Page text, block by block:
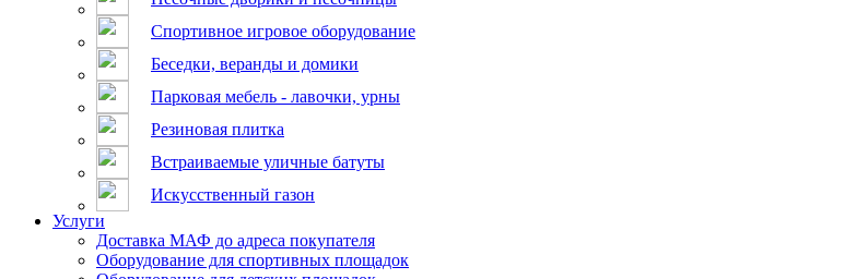
Спортивное игровое оборудование
Беседки, веранды и домики
Парковая мебель - лавочки, урны
Резиновая плитка
Встраиваемые уличные батуты
Искусственный газон
Услуги
Доставка МАФ до адреса покупателя
Оборудование для спортивных площадок